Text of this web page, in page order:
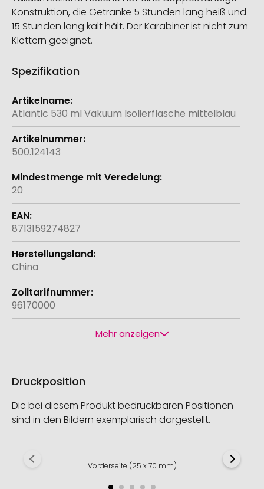
Konstruktion, die Getränke 5 Stunden lang heiß und
15 Stunden lang kalt hält. Der Karabiner ist nicht zum
Klettern geeignet.
Spezifikation
Weitere
Informationen
Atlantic 530 ml Vakuum Isolierflasche mittelblau
500.124143
20
8713159274827
China
96170000
Mehr anzeigen
Druckposition
Die bei diesem Produkt bedruckbaren Positionen
sind in den Bildern exemplarisch dargestellt.
Vorderseite (25 x 70 mm)